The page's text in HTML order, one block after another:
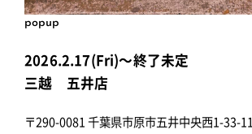
popup
2026.2.17(Fri)～終了未定
三越 五井店
〒290-0081 千葉県市原市五井中央西1-33-11